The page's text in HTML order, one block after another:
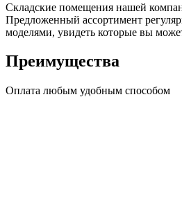
Складские помещения нашей
Предложенный ассортимент
моделями, увидеть которые вы
Преимущества
Оплата любым удобным способом